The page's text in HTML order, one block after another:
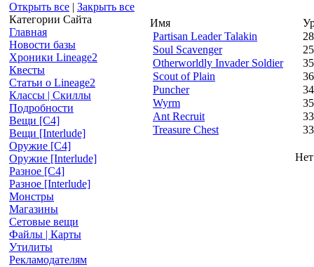
Открыть все | Закрыть все
Категории Сайта
Главная
Новости базы
Хроники Lineage2
Квесты
Статьи о Lineage2
Классы | Скиллы
Подробности
Вещи [С4]
Вещи [Interlude]
Оружие [С4]
Оружие [Interlude]
Разное [C4]
Разное [Interlude]
Монстры
Магазины
Сетовые вещи
Файлы | Карты
Утилиты
Рекламодателям
Имя
Partisan Leader Talakin
28
Soul Scavenger
25
Otherworldly Invader Soldier
35
Scout of Plain
36
Puncher
34
Wyrm
35
Ant Recruit
33
Treasure Chest
33
Нет